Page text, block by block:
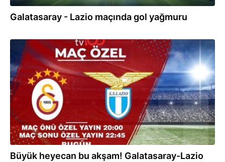
Galatasaray - Lazio maçında gol yağmuru
02.08.2025
Büyük heyecan bu akşam! Galatasaray-Lazio